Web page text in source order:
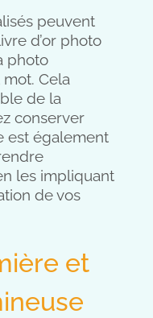
peuvent
d’or photo
photo
Cela
de la
conserver
est également
les impliquant
de vos
et